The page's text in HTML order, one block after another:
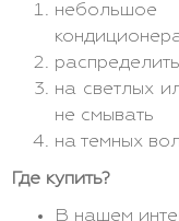
на светлых
не смывать
на темных
Где купить?
В нашем